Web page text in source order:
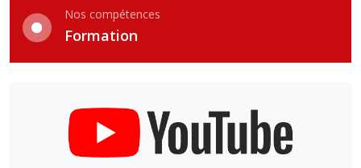
Nos compétences
Formation